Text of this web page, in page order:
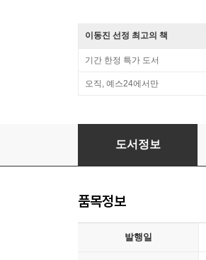
이동진 선정 최고의 책
기간 한정 특가 도서
오직, 예스24에서만
뒤를 돌아보면서
도서정보
품목정보
발행일